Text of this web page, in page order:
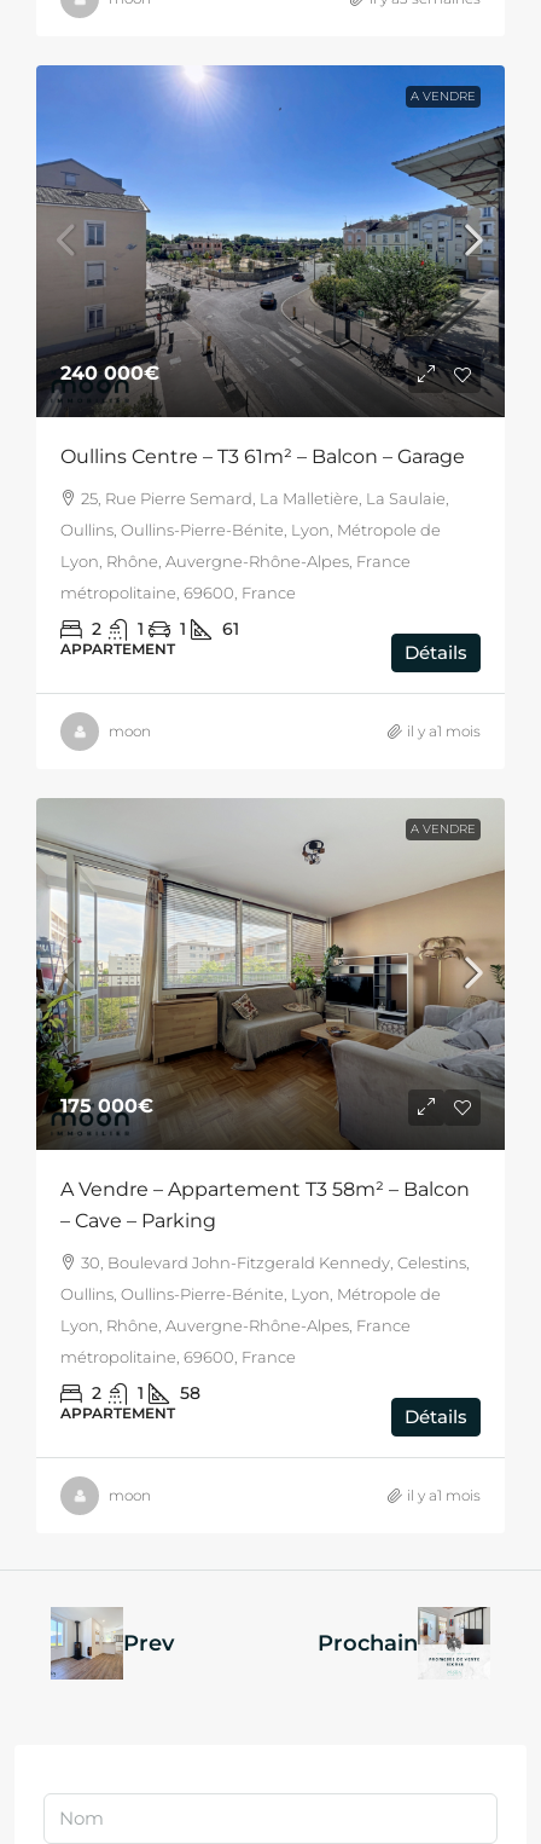
A VENDRE
240 000€
Oullins Centre – T3 61m² – Balcon – Garage
25, Rue Pierre Semard, La Malletière, La Saulaie,
Oullins, Oullins-Pierre-Bénite, Lyon, Métropole de
Lyon, Rhône, Auvergne-Rhône-Alpes, France
métropolitaine, 69600, France
2 1 1 61
APPARTEMENT Détails
moon il y a1 mois
A VENDRE
175 000€
A Vendre – Appartement T3 58m² – Balcon
– Cave – Parking
30, Boulevard John-Fitzgerald Kennedy, Celestins,
Oullins, Oullins-Pierre-Bénite, Lyon, Métropole de
Lyon, Rhône, Auvergne-Rhône-Alpes, France
métropolitaine, 69600, France
2 1 58
APPARTEMENT Détails
moon il y a1 mois
Prev Prochain